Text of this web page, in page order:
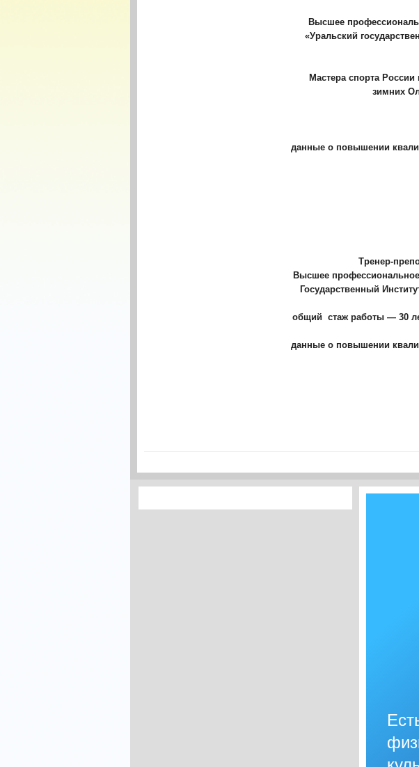
Высшее
«Уральский
Мастера спорта России
зимних
данные о повышении
Тренер-
Высшее
Государственный
общий стаж работы — 30
данные о повышении